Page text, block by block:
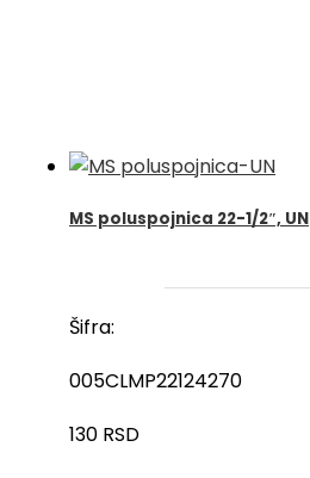
MS poluspojnica 22-1/2″, UN
Šifra:
005CLMP22124270
130 RSD